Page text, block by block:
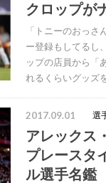
クロップが
「トニーのおっ
ー登録もしてるし
ップの店員から「
れるくらいグッズ
2017.09.01 選
アレックス
プレースタ
ル選手名鑑